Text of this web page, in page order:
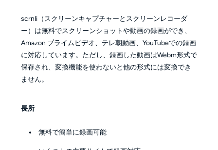
scrnli（スクリーンキャプチャーとスクリーンレコーダ
ー）は無料でスクリーンショットや動画の録画ができ、
Amazon プライムビデオ、テレ朝動画、YouTubeでの録画
に対応しています。ただし、録画した動画はWebm形式で
保存され、変換機能を使わないと他の形式には変換でき
ません。
長所
無料で簡単に録画可能